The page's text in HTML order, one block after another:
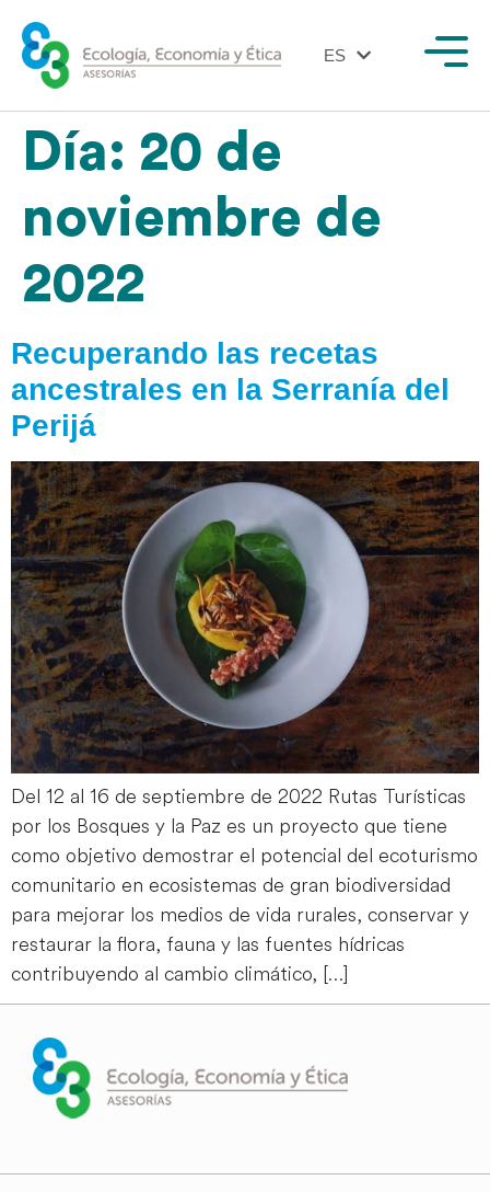
ES
EN
Día: 20 de
noviembre de
2022
Recuperando las recetas
ancestrales en la Serranía del
Perijá
Del 12 al 16 de septiembre de 2022 Rutas Turísticas
por los Bosques y la Paz es un proyecto que tiene
como objetivo demostrar el potencial del ecoturismo
comunitario en ecosistemas de gran biodiversidad
para mejorar los medios de vida rurales, conservar y
restaurar la flora, fauna y las fuentes hídricas
contribuyendo al cambio climático, […]